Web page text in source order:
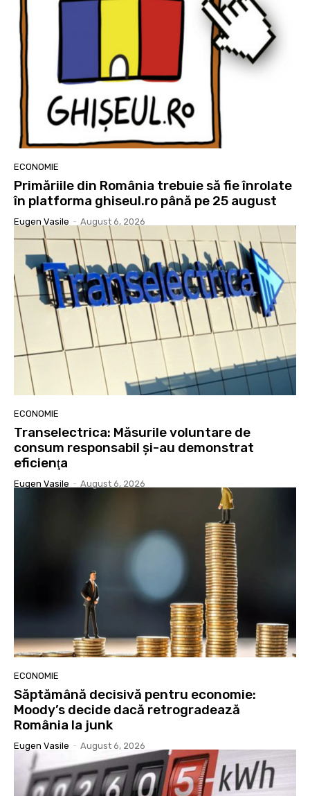
ECONOMIE
Primăriile din România trebuie să fie înrolate
în platforma ghiseul.ro până pe 25 august
Eugen Vasile - August 6, 2026
ECONOMIE
Transelectrica: Măsurile voluntare de
consum responsabil şi-au demonstrat
eficienţa
Eugen Vasile - August 6, 2026
ECONOMIE
Săptămână decisivă pentru economie:
Moody’s decide dacă retrogradează
România la junk
Eugen Vasile - August 6, 2026